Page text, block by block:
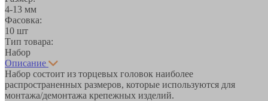
4-13 мм
Фасовка:
10 шт
Тип товара:
Набор
Описание
Набор состоит из торцевых головок наиболее
распространенных размеров, которые используются для
монтажа/демонтажа крепежных изделий.